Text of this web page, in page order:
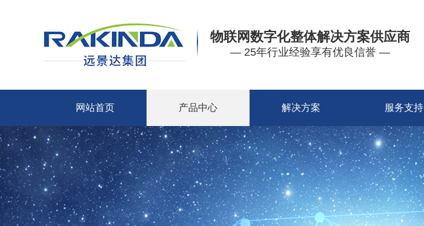
物联网数字化整体解决方案供应商
— 25年行业经验享有优良信誉 —
网站首页 产品中心 解决方案 服务支持